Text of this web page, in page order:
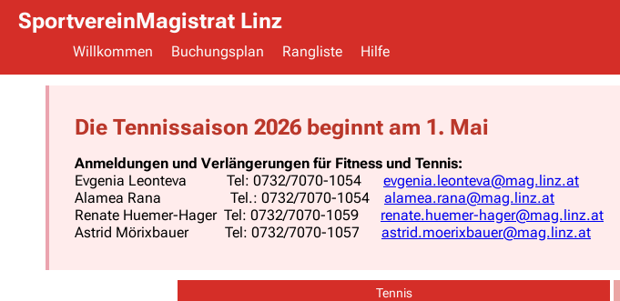
SportvereinMagistrat Linz
Willkommen
Buchungsplan Rangliste Hilfe
Die Tennissaison 2026 beginnt am 1. Mai
Anmeldungen und Verlängerungen für Fitness und Tennis:
Evgenia Leonteva Tel: 0732/7070-1054 evgenia.leonteva@mag.linz.at
Alamea Rana Tel.: 0732/7070-1054 alamea.rana@mag.linz.at
Renate Huemer-Hager Tel: 0732/7070-1059 renate.huemer-hager@mag.linz.at
Astrid Mörixbauer Tel: 0732/7070-1057 astrid.moerixbauer@mag.linz.at
Tennis